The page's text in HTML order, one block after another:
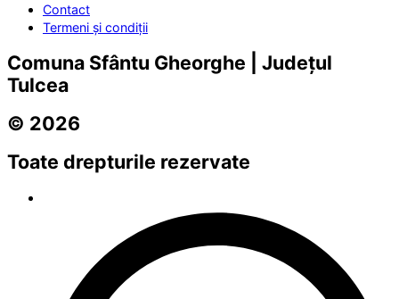
Contact
Termeni și condiții
Comuna Sfântu Gheorghe | Județul
Tulcea
© 2026
Toate drepturile rezervate